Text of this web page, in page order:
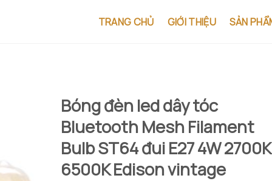
TRANG CHỦ GIỚI THIỆU SẢN
Bóng đèn led dây tóc
Bluetooth Mesh Filament
Bulb ST64 đui E27 4W
6500K Edison vintage